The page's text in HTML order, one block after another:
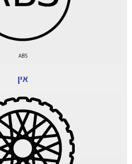
ABS
אין